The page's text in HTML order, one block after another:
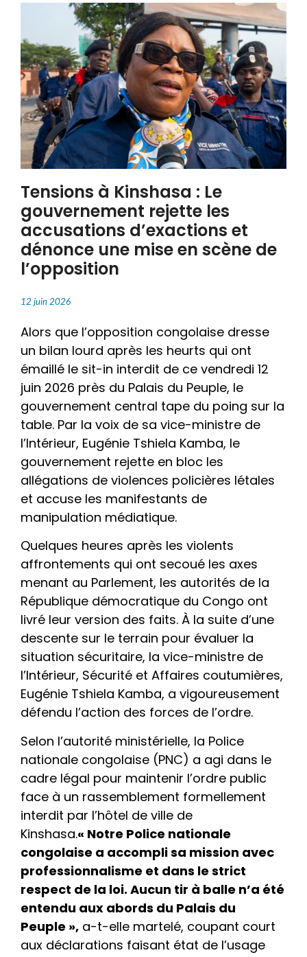
Tensions à Kinshasa : Le
gouvernement rejette les
accusations d’exactions et
dénonce une mise en scène de
l’opposition
12 juin 2026
Alors que l’opposition congolaise dresse
un bilan lourd après les heurts qui ont
émaillé le sit-in interdit de ce vendredi 12
juin 2026 près du Palais du Peuple, le
gouvernement central tape du poing sur la
table. Par la voix de sa vice-ministre de
l’Intérieur, Eugénie Tshiela Kamba, le
gouvernement rejette en bloc les
allégations de violences policières létales
et accuse les manifestants de
manipulation médiatique.
Quelques heures après les violents
affrontements qui ont secoué les axes
menant au Parlement, les autorités de la
République démocratique du Congo ont
livré leur version des faits. À la suite d’une
descente sur le terrain pour évaluer la
situation sécuritaire, la vice-ministre de
l’Intérieur, Sécurité et Affaires coutumières,
Eugénie Tshiela Kamba, a vigoureusement
défendu l’action des forces de l’ordre.
Selon l’autorité ministérielle, la Police
nationale congolaise (PNC) a agi dans le
cadre légal pour maintenir l’ordre public
face à un rassemblement formellement
interdit par l’hôtel de ville de
Kinshasa.« Notre Police nationale
congolaise a accompli sa mission avec
professionnalisme et dans le strict
respect de la loi. Aucun tir à balle n’a été
entendu aux abords du Palais du
Peuple », a-t-elle martelé, coupant court
aux déclarations faisant état de l’usage